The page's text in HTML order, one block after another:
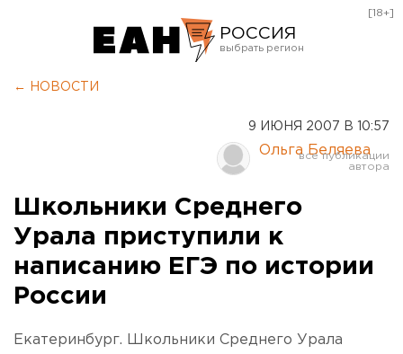
РОССИЯ
Курган
Оренбург
[18+]
← НОВОСТИ
9 ИЮНЯ 2007 В 10:57
Ольга Беляева
Школьники Среднего
Урала приступили к
написанию ЕГЭ по истории
России
Екатеринбург. Школьники Среднего Урала